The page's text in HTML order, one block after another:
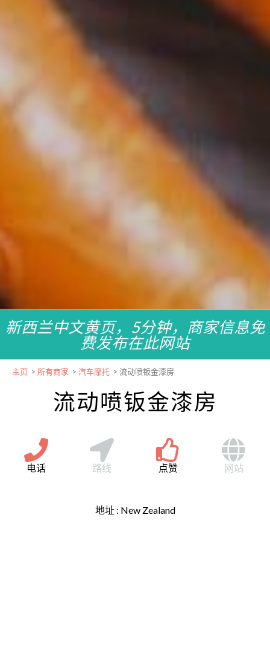
新西兰中文黄页，5分钟，商家信息免
费发布在此网站
主页 > 所有商家 > 汽车摩托 > 流动喷钣金漆房
流动喷钣金漆房
电话 路线 点赞 网站
地址 : New Zealand